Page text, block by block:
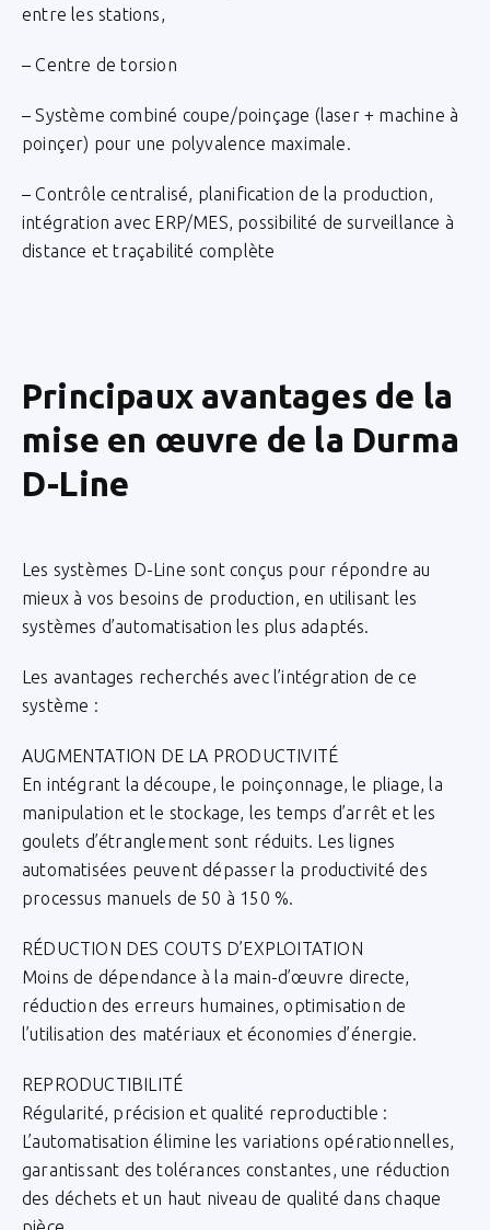
entre les stations,
– Centre de torsion
– Système combiné coupe/poinçage (laser + machine à
poinçer) pour une polyvalence maximale.
– Contrôle centralisé, planification de la production,
intégration avec ERP/MES, possibilité de surveillance à
distance et traçabilité complète
Principaux avantages de la
mise en œuvre de la Durma
D-Line
Les systèmes D-Line sont conçus pour répondre au
mieux à vos besoins de production, en utilisant les
systèmes d’automatisation les plus adaptés.
Les avantages recherchés avec l’intégration de ce
système :
AUGMENTATION DE LA PRODUCTIVITÉ
En intégrant la découpe, le poinçonnage, le pliage, la
manipulation et le stockage, les temps d’arrêt et les
goulets d’étranglement sont réduits. Les lignes
automatisées peuvent dépasser la productivité des
processus manuels de 50 à 150 %.
RÉDUCTION DES COUTS D’EXPLOITATION
Moins de dépendance à la main-d’œuvre directe,
réduction des erreurs humaines, optimisation de
l’utilisation des matériaux et économies d’énergie.
REPRODUCTIBILITÉ
Régularité, précision et qualité reproductible :
L’automatisation élimine les variations opérationnelles,
garantissant des tolérances constantes, une réduction
des déchets et un haut niveau de qualité dans chaque